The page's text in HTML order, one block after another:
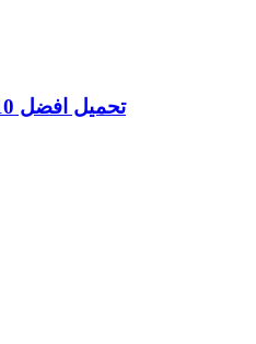
تحميل افضل 10 العاب بنات للأندوريد